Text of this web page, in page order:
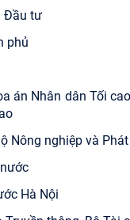
Đầu tư
phủ
án Nhân dân Tối
Nông nghiệp và
Hà Nội